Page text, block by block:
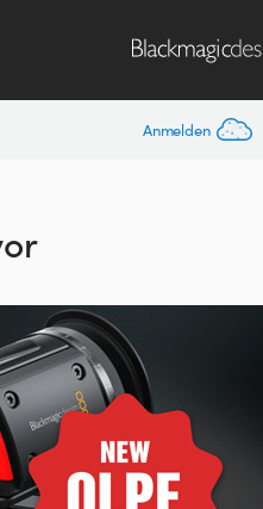
Anmelden